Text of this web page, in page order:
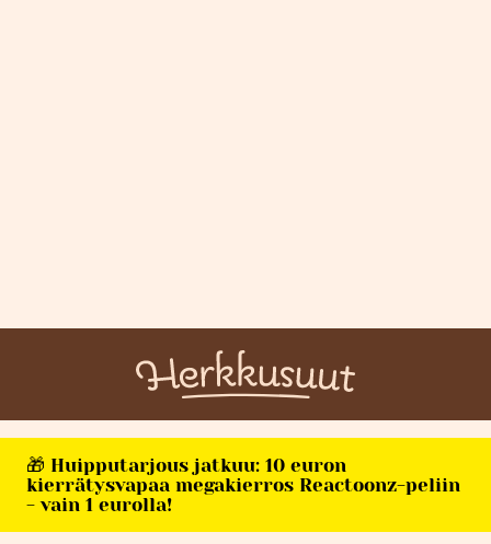
🎁 Huipputarjous jatkuu: 10 euron
kierrätysvapaa megakierros Reactoonz-peliin
- vain 1 eurolla!